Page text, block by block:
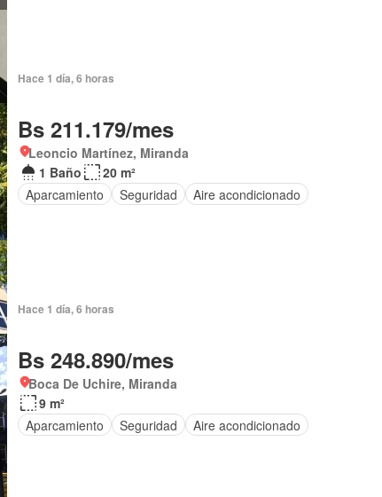
Hace 1 día, 6 horas
Bs 211.179/mes
Leoncio Martínez, Miranda
1 Baño
20 m²
Aparcamiento
Seguridad Aire acondicionado
Hace 1 día, 6 horas
Bs 248.890/mes
Boca De Uchire, Miranda
9 m²
Aparcamiento
Seguridad Aire acondicionado